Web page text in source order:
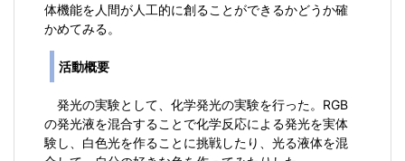
体機能を人間が人工的に創ることができるかどうか確
かめてみる。
活動概要
発光の実験として、化学発光の実験を行った。RGB
の発光液を混合することで化学反応による発光を実体
験し、白色光を作ることに挑戦したり、光る液体を混